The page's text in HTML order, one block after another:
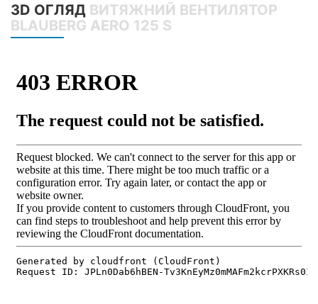
3D ОГЛЯД ВИТЯЖНИЙ ВЕНТИЛЯТОР
BLAUBERG AERO 125 S